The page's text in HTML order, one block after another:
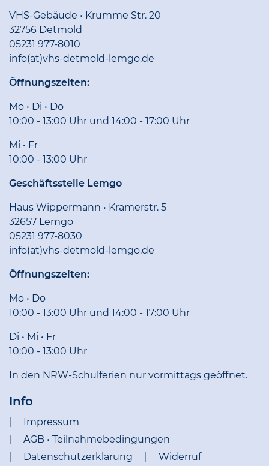
VHS-Gebäude • Krumme Str. 20
32756 Detmold
05231 977-8010
info(at)vhs-detmold-lemgo.de
Öffnungszeiten:
Mo • Di • Do
10:00 - 13:00 Uhr und 14:00 - 17:00 Uhr
Mi • Fr
10:00 - 13:00 Uhr
Geschäftsstelle Lemgo
Haus Wippermann • Kramerstr. 5
32657 Lemgo
05231 977-8030
info(at)vhs-detmold-lemgo.de
Öffnungszeiten:
Mo • Do
10:00 - 13:00 Uhr und 14:00 - 17:00 Uhr
Di • Mi • Fr
10:00 - 13:00 Uhr
In den NRW-Schulferien nur vormittags geöffnet.
Info
Impressum
AGB • Teilnahmebedingungen
Datenschutzerklärung
Widerruf